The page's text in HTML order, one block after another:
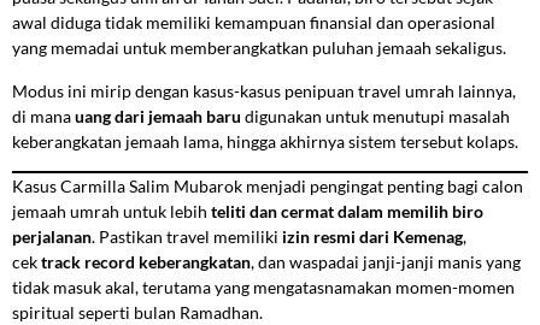
awal diduga tidak memiliki kemampuan finansial dan operasional
yang memadai untuk memberangkatkan puluhan jemaah sekaligus.
Modus ini mirip dengan kasus-kasus penipuan travel umrah lainnya,
di manauang dari jemaah baru digunakan untuk menutupi masalah
keberangkatan jemaah lama, hingga akhirnya sistem tersebut kolaps.
Kasus Carmilla Salim Mubarok menjadi pengingat penting bagi calon
jemaah umrah untuk lebih teliti dan cermat dalam memilih biro
perjalanan. Pastikan travel memiliki izin resmi dari Kemenag,
cektrack record keberangkatan, dan waspadai janji-janji manis yang
tidak masuk akal, terutama yang mengatasnamakan momen-momen
spiritual seperti bulan Ramadhan.